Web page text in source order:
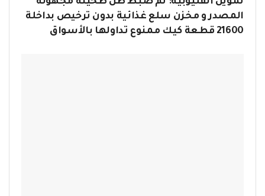
المصدر و مخزن سلع غذائية بدون ترخيص بداخلة
21600 قطعة كيك ممنوع تداولها بالأسواق